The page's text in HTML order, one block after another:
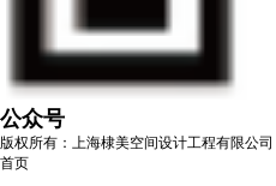
公众号
版权所有：上海棣美空间设计工程有限公司
首页